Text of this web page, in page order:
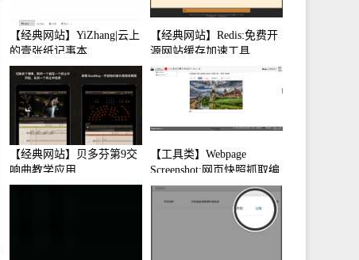
【经典网站】YiZhang|云上
的壹张纸记事本
【经典网站】Redis:免费开
源网站缓存加速工具
【经典网站】贝多芬第9交
响曲教学应用
【工具类】Webpage
Screenshot:网页快照抓取编
辑工具